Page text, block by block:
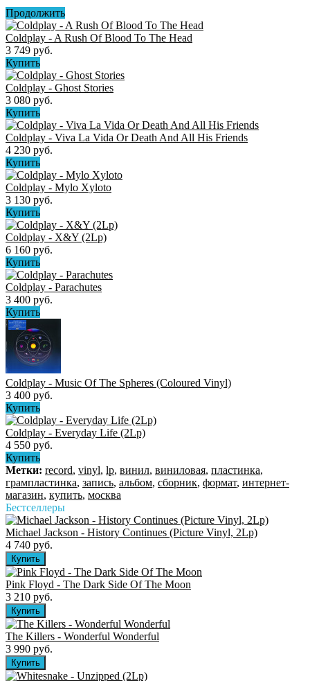
Продолжить
Coldplay - A Rush Of Blood To The Head
3 749 руб.
Купить
Coldplay - Ghost Stories
3 080 руб.
Купить
Coldplay - Viva La Vida Or Death And All His Friends
4 230 руб.
Купить
Coldplay - Mylo Xyloto
3 130 руб.
Купить
Coldplay - X&Y (2Lp)
6 160 руб.
Купить
Coldplay - Parachutes
3 400 руб.
Купить
Coldplay - Music Of The Spheres (Coloured Vinyl)
3 400 руб.
Купить
Coldplay - Everyday Life (2Lp)
4 550 руб.
Купить
Метки: record, vinyl, lp, винил, виниловая, пластинка,
грампластинка, запись, альбом, сборник, формат, интернет-
магазин, купить, москва
Бестселлеры
Michael Jackson - History Continues (Picture Vinyl, 2Lp)
4 740 руб.
Pink Floyd - The Dark Side Of The Moon
3 210 руб.
The Killers ‎- Wonderful Wonderful
3 990 руб.